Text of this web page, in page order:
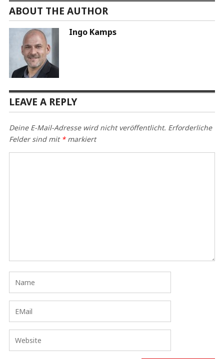
ABOUT THE AUTHOR
Ingo Kamps
LEAVE A REPLY
Deine E-Mail-Adresse wird nicht veröffentlicht. Erforderliche
Felder sind mit *markiert